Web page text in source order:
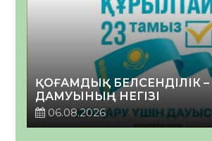
ҚОҒАМДЫҚ БЕЛСЕНДІЛІК –
ДАМУЫНЫҢ НЕГІЗІ
06.08.2026